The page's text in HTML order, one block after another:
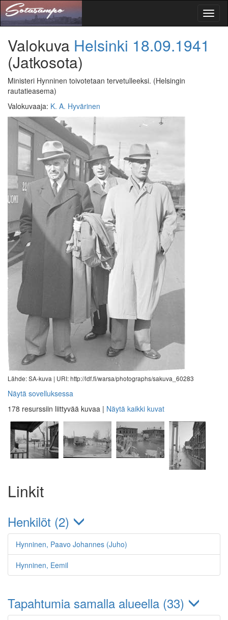
Valokuva Helsinki 18.09.1941
(Jatkosota)
Ministeri Hynninen toivotetaan tervetulleeksi. (Helsingin
rautatieasema)
Valokuvaaja: K. A. Hyvärinen
Lähde: SA-kuva | URI: http://ldf.fi/warsa/photographs/sakuva_60283
Näytä sovelluksessa
178 resurssiin liittyvää kuvaa | Näytä kaikki kuvat
Linkit
Henkilöt (2)
Hynninen, Paavo Johannes (Juho)
Hynninen, Eemil
Tapahtumia samalla alueella (33)